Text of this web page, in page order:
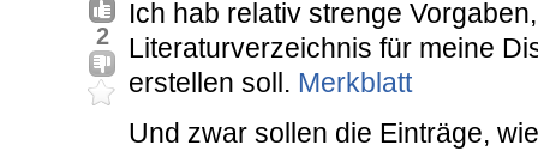
2
Ich hab relativ strenge
Literaturverzeichnis für meine
erstellen soll. Merkblatt
Und zwar sollen die Einträge,